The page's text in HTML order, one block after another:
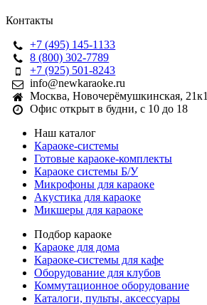
Контакты
+7 (495) 145-1133
8 (800) 302-7789
+7 (925) 501-8243
info@newkaraoke.ru
Москва, Новочерёмушкинская, 21к1
Офис открыт в будни, с 10 до 18
Наш каталог
Караоке-системы
Готовые караоке-комплекты
Караоке системы Б/У
Микрофоны для караоке
Акустика для караоке
Микшеры для караоке
Подбор караоке
Караоке для дома
Караоке-системы для кафе
Оборудование для клубов
Коммутационное оборудование
Каталоги, пульты, аксессуары